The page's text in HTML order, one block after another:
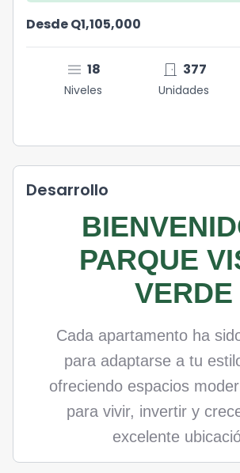
Desde Q1,105,000
menu 18
Niveles
door_front 377
Unidades
Desarrollo
PARQUE
VERDE
Cada apartamento ha
para adaptarse a tu
ofreciendo espacios
para vivir, invertir y
excelente